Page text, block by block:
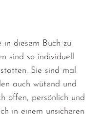
diesem Buch zu
sind so individuell
Sie sind mal
auch wütend und
offen, persönlich und
in einem unsicheren